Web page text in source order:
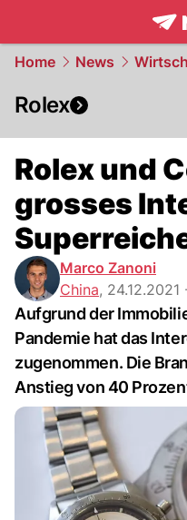
Home News
Rolex
Rolex und
grosses
Marco Zanoni
China, 24.12.2021
Aufgrund der
Pandemie hat das
zugenommen. Die
Anstieg von 40